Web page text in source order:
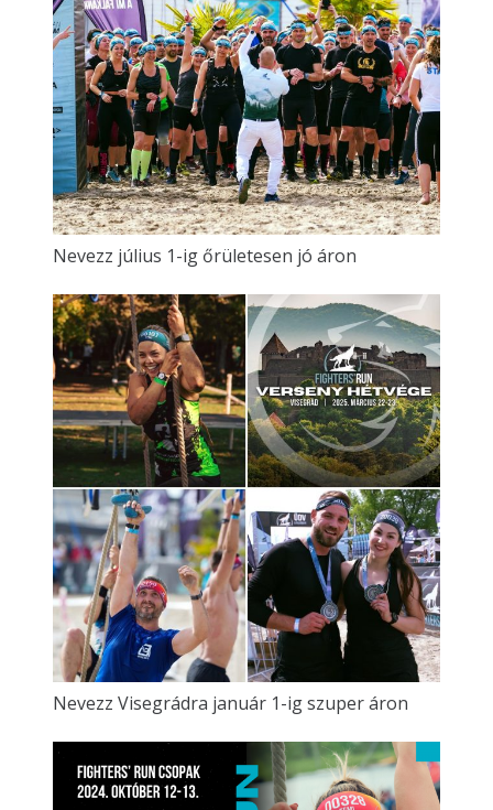
Nevezz július 1-ig őrületesen jó áron
Nevezz Visegrádra január 1-ig szuper áron